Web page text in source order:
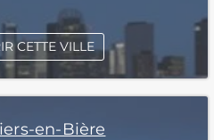
CETTE VILLE
en-Bière